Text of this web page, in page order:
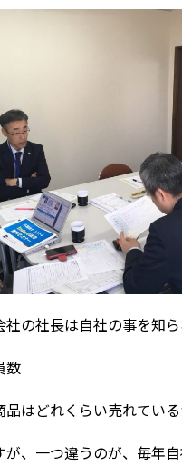
社の社長は自社の事を知
数
品はどれくらい売れてい
が、一つ違うのが、毎年